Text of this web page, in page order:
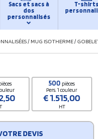
Sacs et sacs à
dos
personnalisés
T-shirts
/ MUG ISOTHERME/
500 pièces
Pers. 1 couleur
€1.515,00
HT
DEVIS